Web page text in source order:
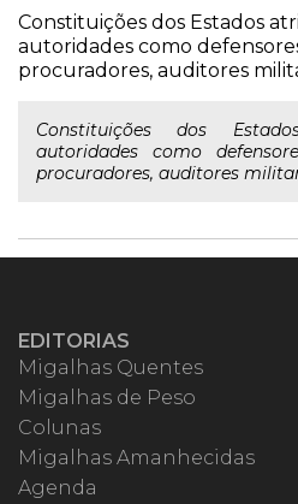
Constituições dos Estados
autoridades como
procuradores, auditores
Constituições dos
autoridades como
procuradores, auditores
EDITORIAS
Migalhas Quentes
Migalhas de Peso
Colunas
Migalhas Amanhecidas
Agenda